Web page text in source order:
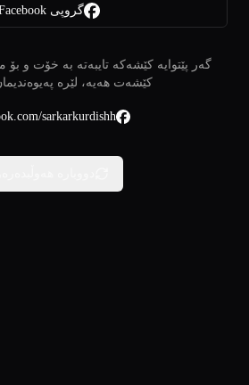
گروپی Facebook
گەر پێتوایە کێشەکە تایبەتە بە خۆت و
کێشەت هەیە، لێرە
sarkarkurdishh